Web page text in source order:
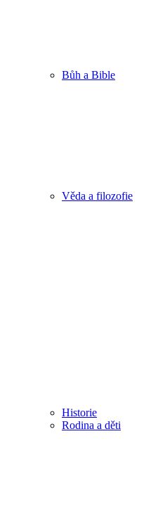
Bůh a Bible
Věda a filozofie
Historie
Rodina a děti